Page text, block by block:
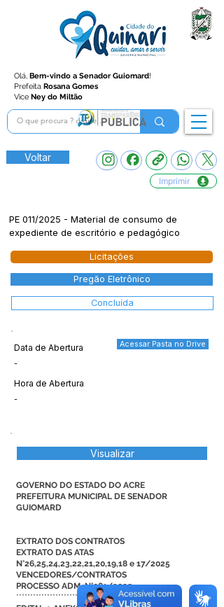
Olá, Bem-vindo a Senador Guiomard!
Prefeita Rosana Gomes
Vice Ney do Miltão
Voltar
Imprimir
PE 011/2025 - Material de consumo de
expediente de escritório e pedagógico
Licitações
Pregão Eletrônico
Concluída
Data de Abertura Acessar Pasta no Drive
-
Hora de Abertura
-
Visualizar
GOVERNO DO ESTADO DO ACRE
PREFEITURA MUNICIPAL DE SENADOR
GUIOMARD
EXTRATO DOS CONTRATOS
EXTRATO DAS ATAS
N°26,25,24,23,22,21,20,19,18 e 17/2025
VENCEDORES/CONTRATOS
PROCESSO ADM. N°081/2025
****************************************